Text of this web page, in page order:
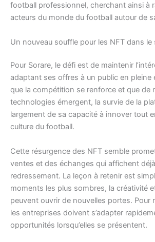
football professionnel, cherchant ainsi à
acteurs du monde du football autour de
Un nouveau souffle pour les NFT dans le
Pour Sorare, le défi est de maintenir
adaptant ses offres à un public en pleine
que la compétition se renforce et que de
technologies émergent, la survie de la
largement de sa capacité à innover tout
culture du football.
Cette résurgence des NFT semble
ventes et des échanges qui affichent
redressement. La leçon à retenir est
moments les plus sombres, la créativité
peuvent ouvrir de nouvelles portes. Pour
les entreprises doivent s’adapter
opportunités lorsqu’elles se présentent.